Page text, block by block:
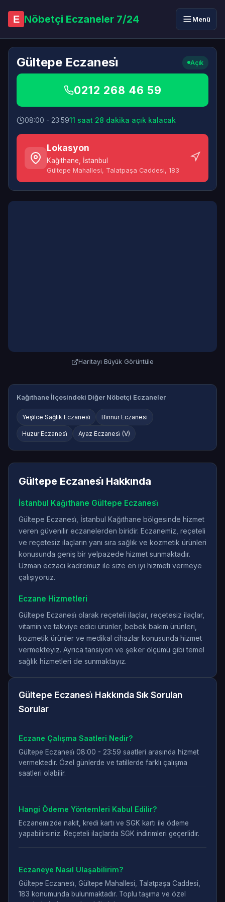
E Nöbetçi Eczaneler 7/24 Menü
Gültepe Eczanesi̇ Açık
0212 268 46 59
08:00 - 23:5911 saat 28 dakika açık kalacak
Lokasyon
Kağıthane İstanbul
Gültepe Mahallesi, Talatpaşa Caddesi, 183
Haritayı Büyük Görüntüle
Kağıthane İlçesindeki Diğer Nöbetçi Eczaneler
Yeşi̇lce Sağlik Eczanesi̇ Bi̇nnur Eczanesi̇
Huzur Eczanesi̇ Ayaz Eczanesi̇ (V)
Gültepe Eczanesi̇ Hakkında
İstanbul Kağıthane Gültepe Eczanesi̇
Gültepe Eczanesi̇, İstanbul Kağıthane bölgesinde hizmet
veren güvenilir eczanelerden biridir. Eczanemiz, reçeteli
ve reçetesiz ilaçların yanı sıra sağlık ve kozmetik ürünleri
konusunda geniş bir yelpazede hizmet sunmaktadır.
Uzman eczacı kadromuz ile size en iyi hizmeti vermeye
çalışıyoruz.
Eczane Hizmetleri
Gültepe Eczanesi̇ olarak reçeteli ilaçlar, reçetesiz ilaçlar,
vitamin ve takviye edici ürünler, bebek bakım ürünleri,
kozmetik ürünler ve medikal cihazlar konusunda hizmet
vermekteyiz. Ayrıca tansiyon ve şeker ölçümü gibi temel
sağlık hizmetleri de sunmaktayız.
Gültepe Eczanesi̇ Hakkında Sık Sorulan
Sorular
Eczane Çalışma Saatleri Nedir?
Gültepe Eczanesi̇ 08:00 - 23:59 saatleri arasında hizmet
vermektedir. Özel günlerde ve tatillerde farklı çalışma
saatleri olabilir.
Hangi Ödeme Yöntemleri Kabul Edilir?
Eczanemizde nakit, kredi kartı ve SGK kartı ile ödeme
yapabilirsiniz. Reçeteli ilaçlarda SGK indirimleri geçerlidir.
Eczaneye Nasıl Ulaşabilirim?
Gültepe Eczanesi̇, Gültepe Mahallesi, Talatpaşa Caddesi,
183 konumunda bulunmaktadır. Toplu taşıma ve özel